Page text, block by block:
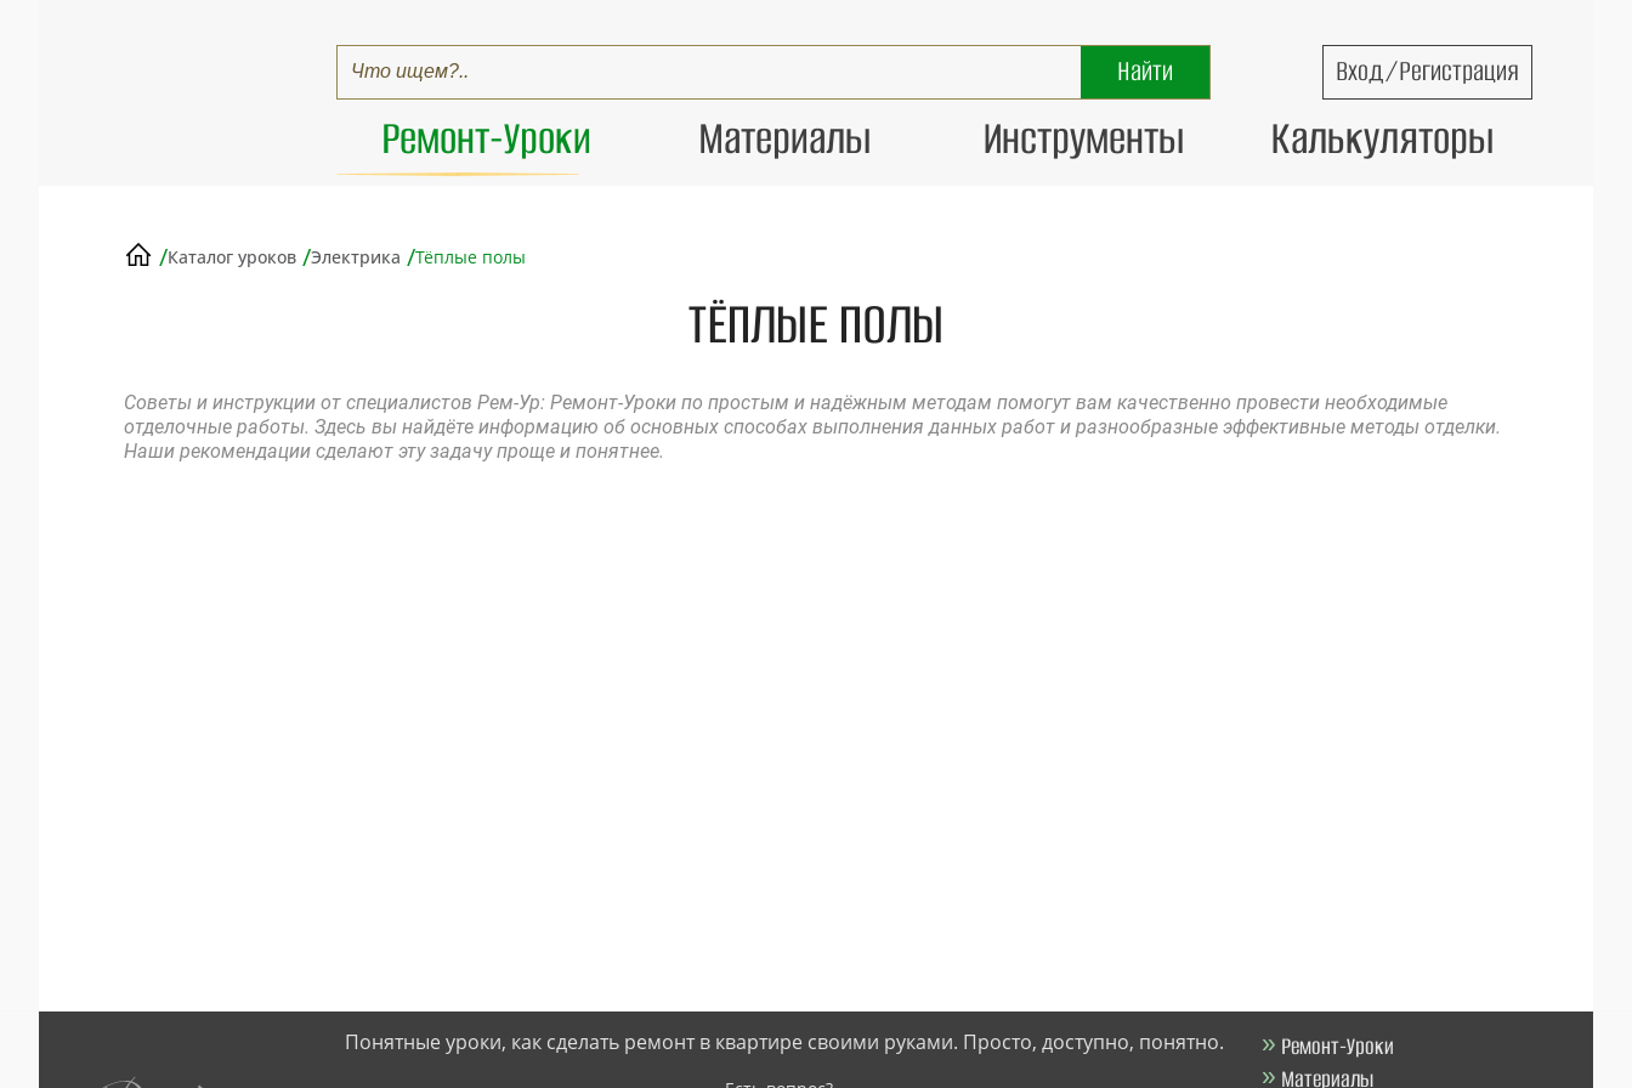
Вход/Регистрация
Ремонт-Уроки Материалы Инструменты Калькуляторы
/Каталог уроков /Электрика /Тёплые полы
ТЁПЛЫЕ ПОЛЫ
Советы и инструкции от специалистов Рем-Ур: Ремонт-Уроки по простым и надёжным методам помогут вам качественно провести необходимые
отделочные работы. Здесь вы найдёте информацию об основных способах выполнения данных работ и разнообразные эффективные методы отделки.
Наши рекомендации сделают эту задачу проще и понятнее.
Понятные уроки, как сделать ремонт в квартире своими руками. Просто, доступно, понятно.
Ремонт-Уроки
Материалы